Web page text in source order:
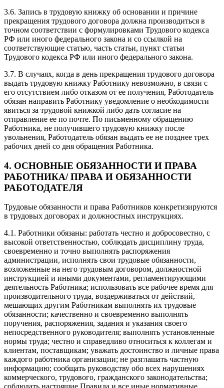
3.6. Запись в трудовую книжку об основании и причине
прекращения трудового договора должна производиться в
точном соответствии с формулировками Трудового кодекса
РФ или иного федерального закона и со ссылкой на
соответствующие статью, часть статьи, пункт статьи
Трудового кодекса РФ или иного федерального закона.
3.7. В случаях, когда в день прекращения трудового договора
выдать трудовую книжку Работнику невозможно, в связи с
его отсутствием либо отказом от ее получения, Работодатель
обязан направить Работнику уведомление о необходимости
явиться за трудовой книжкой либо дать согласие на
отправление ее по почте. По письменному обращению
Работника, не получившего трудовую книжку после
увольнения, Работодатель обязан выдать ее не позднее трех
рабочих дней со дня обращения Работника.
4. ОСНОВНЫЕ ОБЯЗАННОСТИ И ПРАВА
РАБОТНИКА/ ПРАВА И ОБЯЗАННОСТИ
РАБОТОДАТЕЛЯ
Трудовые обязанности и права Работников конкретизируются
в трудовых договорах и должностных инструкциях.
4.1. Работники обязаны: работать честно и добросовестно, с
высокой ответственностью, соблюдать дисциплину труда,
своевременно и точно выполнять распоряжения
администрации, исполнять свои трудовые обязанности,
возложенные на него трудовым договором, должностной
инструкцией и иными документами, регламентирующими
деятельность Работника; использовать все рабочее время для
производительного труда, воздерживаться от действий,
мешающих другим Работникам выполнять их трудовые
обязанности; качественно и своевременно выполнять
поручения, распоряжения, задания и указания своего
непосредственного руководителя; выполнять установленные
нормы труда; честно и справедливо относиться к коллегам и
клиентам, поставщикам; уважать достоинство и личные права
каждого работника организации; не разглашать частную
информацию; сообщать руководству обо всех нарушениях
коммерческого, трудового, гражданского законодательства;